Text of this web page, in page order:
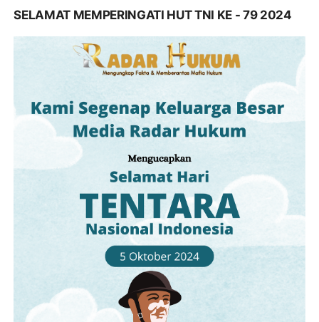
SELAMAT MEMPERINGATI HUT TNI KE - 79 2024